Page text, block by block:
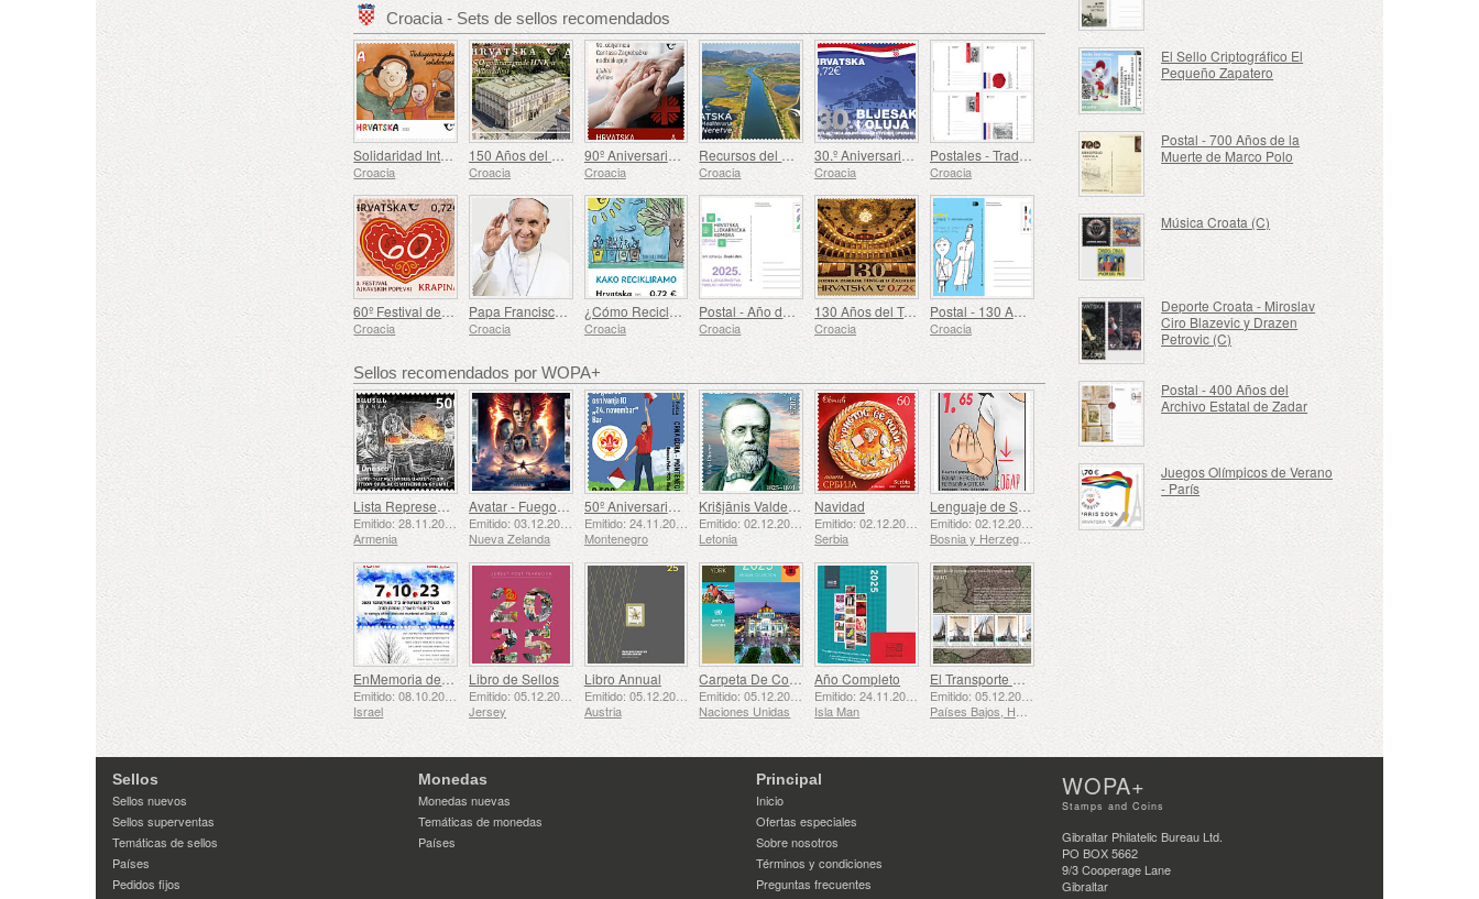
Croacia - Sets de sellos recomendados
Solidaridad Intergeneracional (C)
Croacia
150 Años del Edificio del Teatro Nacional de Croacia en Varazdin
Croacia
90º Aniversario de la Creación de Cáritas de la Arquidiócesis de Zagreb (C)
Croacia
Recursos del Mediterráneo - El Delta del Neretva (C)
Croacia
30.º Aniversario de las Operaciones Militares y Policiales Flash and Storm (C)
Croacia
Postales - Tradición Militar Croata
Croacia
60º Festival de Canciones Kajkavian Krapina (C)
Croacia
Papa Francisco - Jorge Mario Bergoglio (1936 – 2025) (C)
Croacia
¿Cómo Reciclamos?
Croacia
Postal - Año de la Farmacia en Croacia
Croacia
130 Años del Teatro Nacional Croata en Zagreb (C)
Croacia
Postal - 130 Años del Centro de Educación para Ciegos Vinko Bek
Croacia
Sellos recomendados por WOPA+
Lista Representativa del Patrimonio Cultural Inmaterial de la Humanidad de la UNESCO - La Tradición de la Herrería en Gyumri
Armenia
Avatar - Fuego y Ceniza
Nueva Zelanda
50º Aniversario de la Fundación del Bar Scout 24 de Noviembre
Emitido: 24.11.2025
Montenegro
Krišjānis Valdemārs
Letonia
Navidad
Serbia
Lenguaje de Señas - Bueno
Emitido: 02.12.2025
Bosnia y Herzegovina - República de Srpska
EnMemoria de los Caídos y Asesinados el 7 de Octubre de 2023
Israel
Libro de Sellos
Jersey
Libro Annual
Emitido: 05.12.2025
Austria
Carpeta De Colección Anual (Nueva York)
Naciones Unidas
Año Completo
Isla Man
El Transporte Marítimo en los Siglos XVII y XVIII – El Transporte de Turba
Emitido: 05.12.2025
El Sello Criptográfico El
Pequeño Zapatero
Postal - 700 Años de la
Muerte de Marco Polo
Música Croata (C)
Deporte Croata - Miroslav
Ciro Blazevic y Drazen
Petrovic (C)
Postal - 400 Años del
Archivo Estatal de Zadar
Juegos Olímpicos de Verano
- París
Sellos
Sellos nuevos
Sellos superventas
Temáticas de sellos
Países
Pedidos fijos
Monedas
Monedas nuevas
Temáticas de monedas
Países
Principal
Inicio
Ofertas especiales
Sobre nosotros
Términos y condiciones
Preguntas frecuentes
WOPA+
Stamps and Coins
Gibraltar Philatelic Bureau Ltd.
PO BOX 5662
9/3 Cooperage Lane
Gibraltar